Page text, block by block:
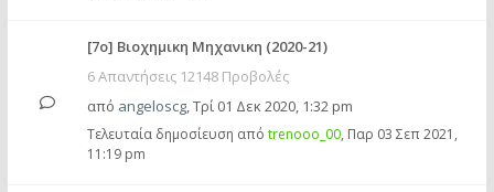
[7o] Βιοχημικη Μηχανικη (2020-21)
6 Απαντήσεις 12148 Προβολές
από angeloscg,Τρί 01 Δεκ 2020, 1:32 pm
Τελευταία δημοσίευση από trenooo_00, Παρ 03 Σεπ 2021,
11:19 pm